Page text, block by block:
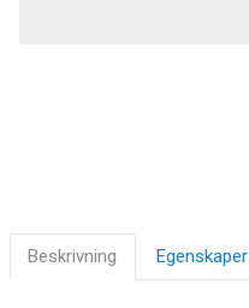
Beskrivning Egenskaper